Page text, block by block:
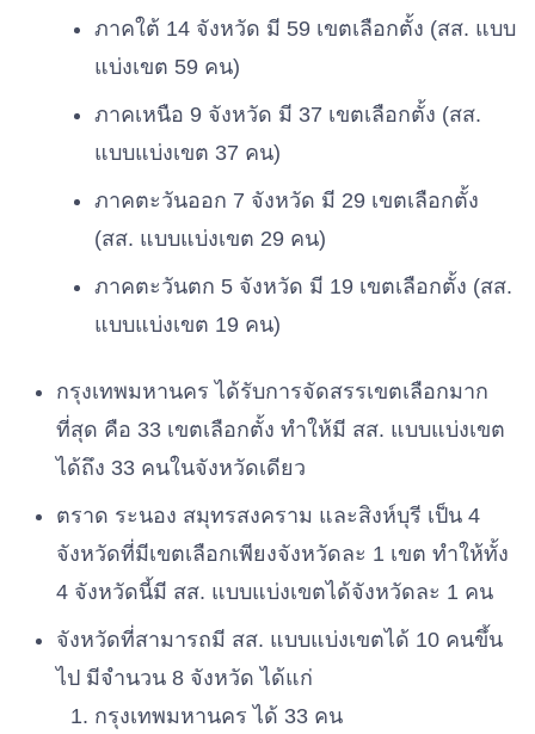
ภาคใต้ 14 จังหวัด มี 59 เขตเลือกตั้ง (สส. แบบ
แบ่งเขต 59 คน)
ภาคเหนือ 9 จังหวัด มี 37 เขตเลือกตั้ง (สส.
แบบแบ่งเขต 37 คน)
ภาคตะวันออก 7 จังหวัด มี 29 เขตเลือกตั้ง
(สส. แบบแบ่งเขต 29 คน)
ภาคตะวันตก 5 จังหวัด มี 19 เขตเลือกตั้ง (สส.
แบบแบ่งเขต 19 คน)
กรุงเทพมหานคร ได้รับการจัดสรรเขตเลือกมาก
ที่สุด คือ 33 เขตเลือกตั้ง ทำให้มี สส. แบบแบ่งเขต
ได้ถึง 33 คนในจังหวัดเดียว
ตราด ระนอง สมุทรสงคราม และสิงห์บุรี เป็น 4
จังหวัดที่มีเขตเลือกเพียงจังหวัดละ 1 เขต ทำให้ทั้ง
4 จังหวัดนี้มี สส. แบบแบ่งเขตได้จังหวัดละ 1 คน
จังหวัดที่สามารถมี สส. แบบแบ่งเขตได้ 10 คนขึ้น
ไป มีจำนวน 8 จังหวัด ได้แก่
กรุงเทพมหานคร ได้ 33 คน